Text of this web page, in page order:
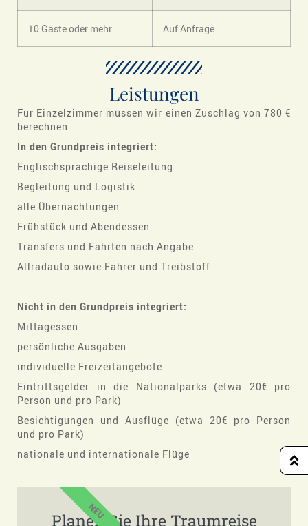
10 Gäste oder mehr Auf Anfrage
Leistungen
Für Einzelzimmer müssen wir einen Zuschlag von 780 €
berechnen.
In den Grundpreis integriert:
Englischsprachige Reiseleitung
Begleitung und Logistik
alle Übernachtungen
Frühstück und Abendessen
Transfers und Fahrten nach Angabe
Allradauto sowie Fahrer und Treibstoff
Nicht in den Grundpreis integriert:
Mittagessen
persönliche Ausgaben
individuelle Freizeitangebote
Eintrittsgelder in die Nationalparks (etwa 20€ pro
Person und pro Park)
Besichtigungen und Ausflüge (etwa 20€ pro Person
und pro Park)
nationale und internationale Flüge
Planen Sie Ihre Traumreise
NEU